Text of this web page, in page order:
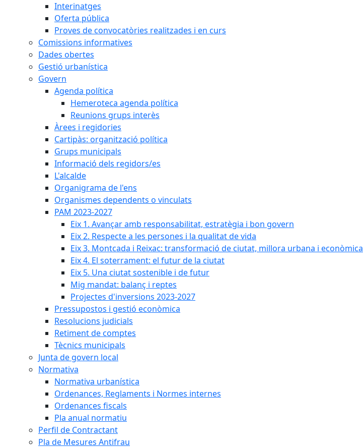
Interinatges
Oferta pública
Proves de convocatòries realitzades i en curs
Comissions informatives
Dades obertes
Gestió urbanística
Govern
Agenda política
Hemeroteca agenda política
Reunions grups interès
Àrees i regidories
Cartipàs: organització política
Grups municipals
Informació dels regidors/es
L'alcalde
Organigrama de l'ens
Organismes dependents o vinculats
PAM 2023-2027
Eix 1. Avançar amb responsabilitat, estratègia i bon govern
Eix 2. Respecte a les persones i la qualitat de vida
Eix 3. Montcada i Reixac: transformació de ciutat, millora urbana i econòmica
Eix 4. El soterrament: el futur de la ciutat
Eix 5. Una ciutat sostenible i de futur
Mig mandat: balanç i reptes
Projectes d'inversions 2023-2027
Pressupostos i gestió econòmica
Resolucions judicials
Retiment de comptes
Tècnics municipals
Junta de govern local
Normativa
Normativa urbanística
Ordenances, Reglaments i Normes internes
Ordenances fiscals
Pla anual normatiu
Perfil de Contractant
Pla de Mesures Antifrau